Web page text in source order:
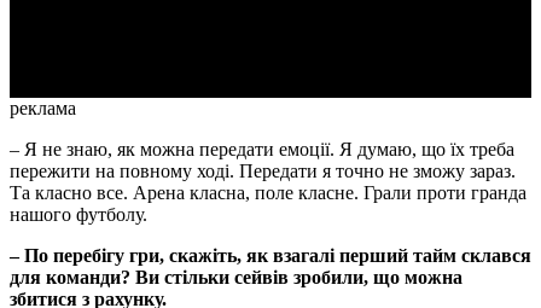
реклама
– Я не знаю, як можна передати емоції. Я думаю, що їх треба
пережити на повному ході. Передати я точно не зможу зараз.
Та класно все. Арена класна, поле класне. Грали проти гранда
нашого футболу.
– По перебігу гри, скажіть, як взагалі перший тайм склався
для команди? Ви стільки сейвів зробили, що можна
збитися з рахунку.